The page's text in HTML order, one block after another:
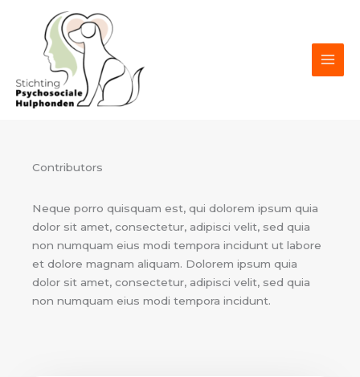
Contributors
Neque porro quisquam est, qui dolorem ipsum quia
dolor sit amet, consectetur, adipisci velit, sed quia
non numquam eius modi tempora incidunt ut labore
et dolore magnam aliquam. Dolorem ipsum quia
dolor sit amet, consectetur, adipisci velit, sed quia
non numquam eius modi tempora incidunt.